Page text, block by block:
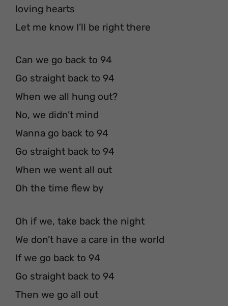
loving hearts
Let me know I’ll be right there
Can we go back to 94
Go straight back to 94
When we all hung out?
No, we didn’t mind
Wanna go back to 94
Go straight back to 94
When we went all out
Oh the time flew by
Oh if we, take back the night
We don’t have a care in the world
If we go back to 94
Go straight back to 94
Then we go all out